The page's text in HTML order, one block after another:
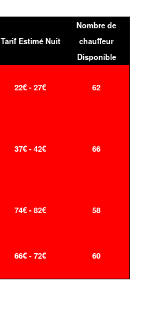
Tarif Estimé Nuit
Nombre de
chauffeur
Disponible
22€ - 27€ 62
37€ - 42€ 66
74€ - 82€ 58
66€ - 72€ 60